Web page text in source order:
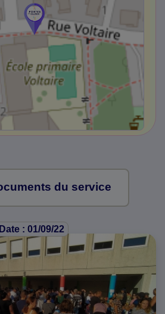
du service
Date : 01/09/22